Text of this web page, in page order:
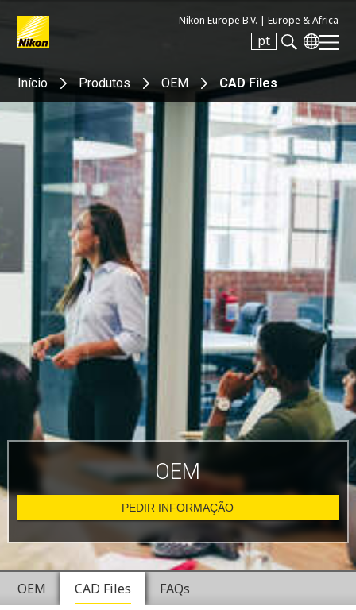
Nikon Europe B.V. | Europe & Africa
pt
Search keyword(s)
Início Produtos OEM CAD Files
OEM
PEDIR INFORMAÇÃO
OEM CAD Files FAQs